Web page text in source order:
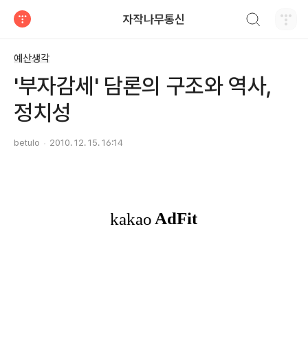
자작나무통신
예산생각
'부자감세' 담론의 구조와 역사,
정치성
betulo 2010. 12. 15. 16:14